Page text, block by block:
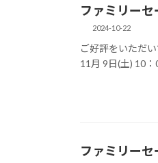
ファミリー
2024-10-22
ご好評をいただ
11月 9日(土) 10
ファミリー